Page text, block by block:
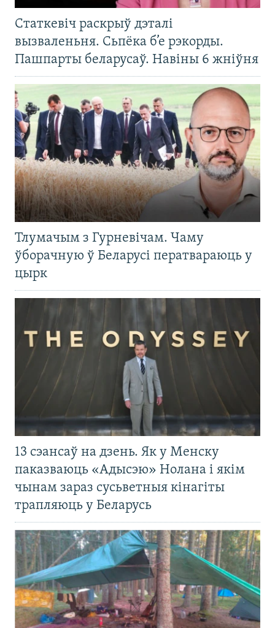
Статкевіч раскрыў дэталі
вызваленьня. Сьпёка б’е рэкорды.
Пашпарты беларусаў. Навіны 6 жніўня
Тлумачым з Гурневічам. Чаму
ўборачную ў Беларусі ператвараюць у
цырк
13 сэансаў на дзень. Як у Менску
паказваюць «Адысэю» Нолана і якім
чынам зараз сусьветныя кінагіты
трапляюць у Беларусь